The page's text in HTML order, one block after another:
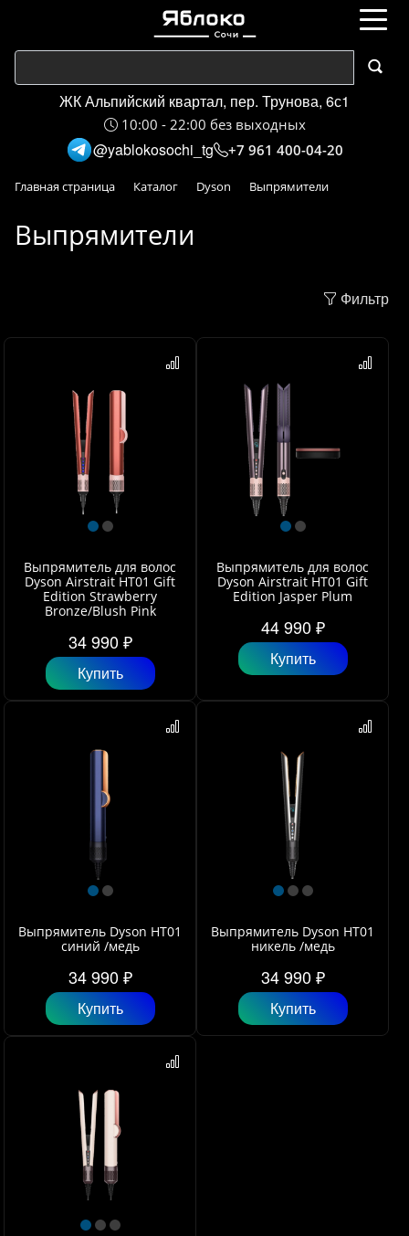
ЖК Альпийский квартал, пер. Трунова, 6с1
10:00 - 22:00 без выходных
@yablokosochi_tg +7 961 400-04-20
Главная страница Каталог Dyson Выпрямители
Выпрямители
Фильтр
Выпрямитель для волос
Dyson Airstrait HT01 Gift
Edition Strawberry
Bronze/Blush Pink
34 990 ₽
Купить
Выпрямитель для волос
Dyson Airstrait HT01 Gift
Edition Jasper Plum
44 990 ₽
Купить
Выпрямитель Dyson HT01
синий /медь
34 990 ₽
Купить
Выпрямитель Dyson HT01
никель /медь
34 990 ₽
Купить